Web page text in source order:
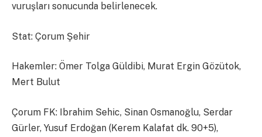
vuruşları sonucunda belirlenecek.
Stat: Çorum Şehir
Hakemler: Ömer Tolga Güldibi, Murat Ergin Gözütok,
Mert Bulut
Çorum FK: Ibrahim Sehic, Sinan Osmanoğlu, Serdar
Gürler, Yusuf Erdoğan (Kerem Kalafat dk. 90+5),